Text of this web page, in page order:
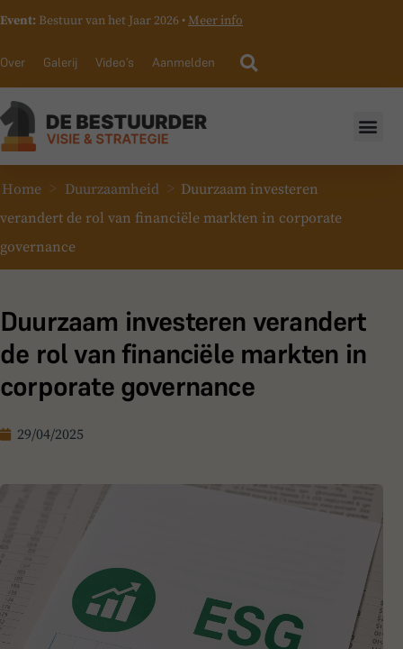
Event: Bestuur van het Jaar 2026 • Meer info
Over Galerij Video’s Aanmelden
Home > Duurzaamheid > Duurzaam investeren
verandert de rol van financiële markten in corporate
governance
Duurzaam investeren verandert
de rol van financiële markten in
corporate governance
29/04/2025